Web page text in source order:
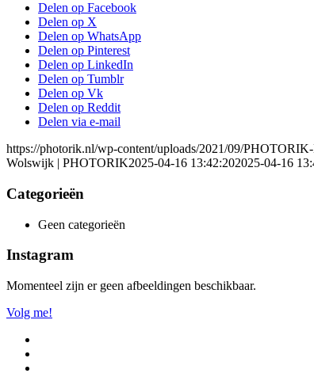
Delen op Facebook
Delen op X
Delen op WhatsApp
Delen op Pinterest
Delen op LinkedIn
Delen op Tumblr
Delen op Vk
Delen op Reddit
Delen via e-mail
https://photorik.nl/wp-content/uploads/2021/09/
Wolswijk | PHOTORIK2025-04-16 13:42:202025-04-16
Categorieën
Geen categorieën
Instagram
Momenteel zijn er geen afbeeldingen beschikbaar.
Volg me!